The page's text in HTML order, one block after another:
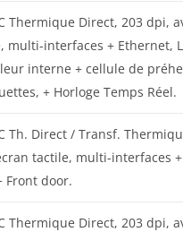
Thermique Direct, 203 dpi,
multi-interfaces + Ethernet,
interne + cellule de
+ Horloge Temps Réel.
Th. Direct / Transf.
tactile, multi-interfaces
Front door.
Thermique Direct, 203 dpi,